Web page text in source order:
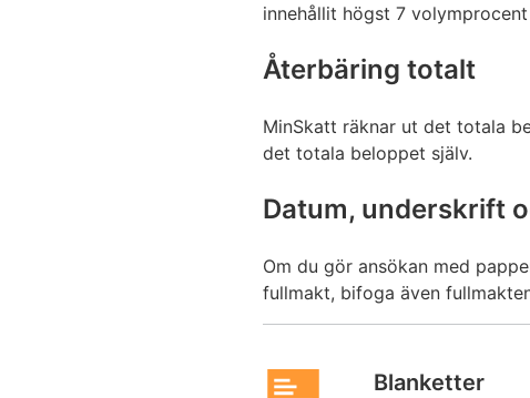
innehållit högst 7
Återbäring totalt
MinSkatt räknar ut det totala
det totala beloppet själv.
Datum, underskrift
Om du gör ansökan med
fullmakt, bifoga även
Blanketter